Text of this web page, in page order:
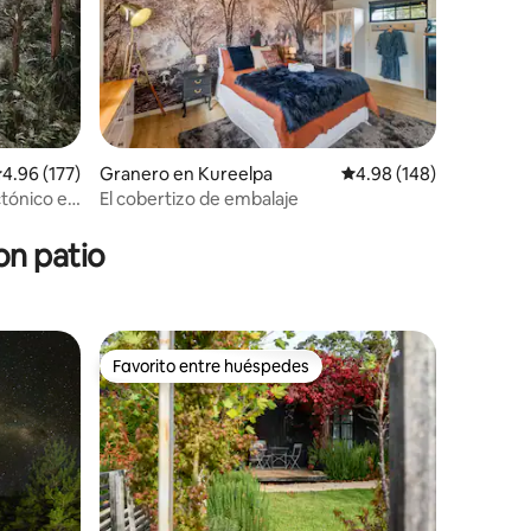
promedio: 4.96 de 5, 177 reseñas
4.96 (177)
en
Granero en Kureelpa Calificación promedio:
4.98 (148)
El cobertizo de embalaje
patio
Favorito entre huéspedes
Favorito entre huéspedes